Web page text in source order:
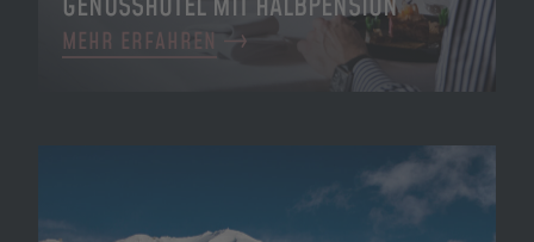
MEHR ERFAHREN